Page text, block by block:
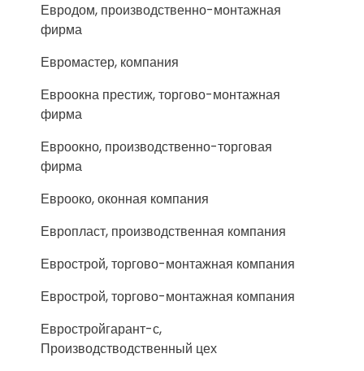
Евродом, производственно-монтажная
фирма
Евромастер, компания
Евроокна престиж, торгово-монтажная
фирма
Евроокно, производственно-торговая
фирма
Еврооко, оконная компания
Европласт, производственная компания
Еврострой, торгово-монтажная компания
Еврострой, торгово-монтажная компания
Евростройгарант-с,
Производстводственный цех